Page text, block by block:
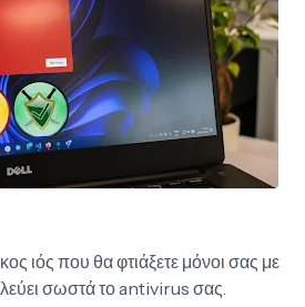
ιός που θα φτιάξετε μόνοι σας με
σωστά το antivirus σας.